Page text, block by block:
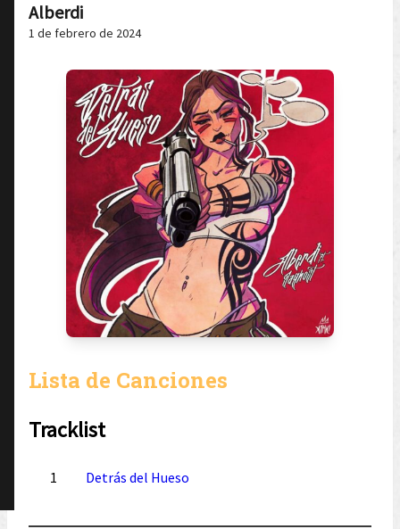
Alberdi
1 de febrero de 2024
Lista de Canciones
Tracklist
1 Detrás del Hueso